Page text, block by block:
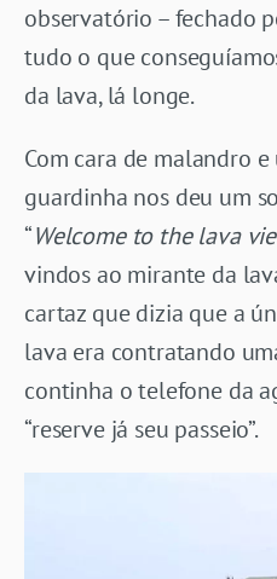
observatório – fechado
tudo o que
da lava, lá longe.
Com cara de malandro
guardinha nos deu um
“Welcome to the lava
vindos ao mirante da
cartaz que dizia que a
lava era contratando
continha o telefone da
“reserve já seu passeio”.